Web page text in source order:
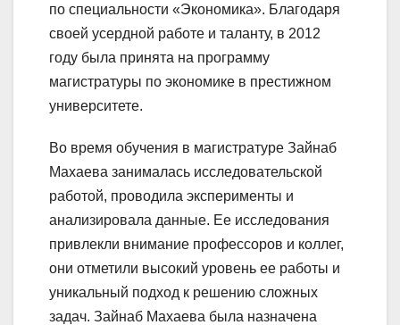
по специальности «Экономика». Благодаря
своей усердной работе и таланту, в 2012
году была принята на программу
магистратуры по экономике в престижном
университете.
Во время обучения в магистратуре Зайнаб
Махаева занималась исследовательской
работой, проводила эксперименты и
анализировала данные. Ее исследования
привлекли внимание профессоров и коллег,
они отметили высокий уровень ее работы и
уникальный подход к решению сложных
задач. Зайнаб Махаева была назначена